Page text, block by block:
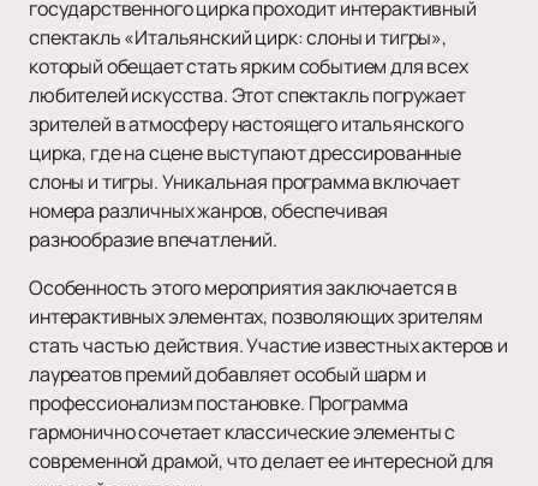
государственного цирка проходит интерактивный
спектакль «Итальянский цирк: слоны и тигры»,
который обещает стать ярким событием для всех
любителей искусства. Этот спектакль погружает
зрителей в атмосферу настоящего итальянского
цирка, где на сцене выступают дрессированные
слоны и тигры. Уникальная программа включает
номера различных жанров, обеспечивая
разнообразие впечатлений.
Особенность этого мероприятия заключается в
интерактивных элементах, позволяющих зрителям
стать частью действия. Участие известных актеров и
лауреатов премий добавляет особый шарм и
профессионализм постановке. Программа
гармонично сочетает классические элементы с
современной драмой, что делает ее интересной для